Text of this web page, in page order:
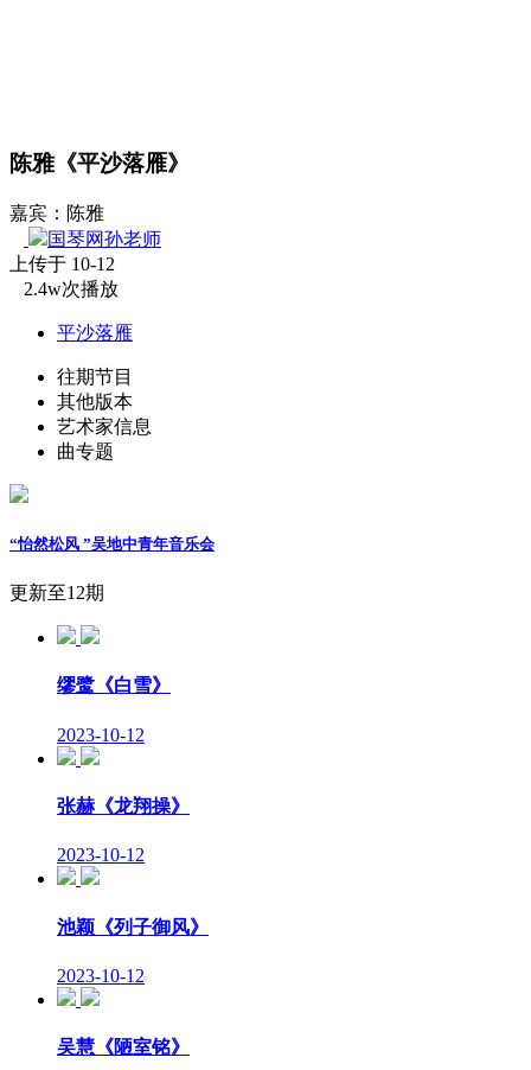
陈雅《平沙落雁》
嘉宾：陈雅
国琴网孙老师
上传于 10-12
2.4w次播放
平沙落雁
往期节目
其他版本
艺术家信息
曲专题
“怡然松风 ”吴地中青年音乐会
更新至12期
缪鹭《白雪》
2023-10-12
张赫《龙翔操》
2023-10-12
池颖《列子御风》
2023-10-12
吴慧《陋室铭》